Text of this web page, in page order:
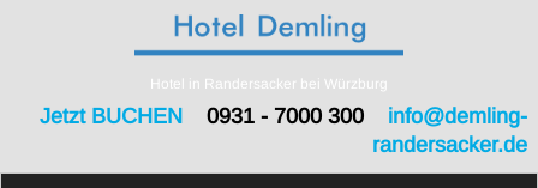
Hotel in Randersacker bei Würzburg
Jetzt BUCHEN0931 - 7000 300 info@demling-
randersacker.de